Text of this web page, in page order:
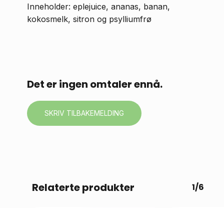
Inneholder: eplejuice, ananas, banan,
kokosmelk, sitron og psylliumfrø
Det er ingen omtaler ennå.
SKRIV TILBAKEMELDING
Relaterte produkter 1/6